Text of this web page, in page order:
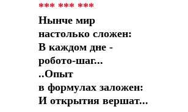
*** *** ***
Нынче мир
настолько сложен:
В каждом дне -
робото-шаг...
..Опыт
в формулах заложен:
И открытия вершат...